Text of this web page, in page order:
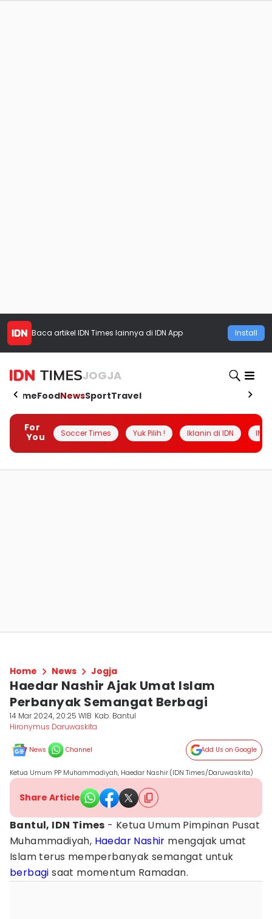
Baca artikel IDN Times lainnya di IDN App Install
JOGJA
HomeFoodNewsSportTravel
For
You
Soccer Times Yuk Pilih ! Iklanin di IDN
Home News Jogja
Haedar Nashir Ajak Umat Islam
Perbanyak Semangat Berbagi
14 Mar 2024, 20:25 WIB Kab. Bantul
Hironymus Daruwaskita
News Channel Add Us on Google
Ketua Umum PP Muhammadiyah, Haedar Nashir.(IDN Times/Daruwaskita)
Share Article
Bantul, IDN Times - Ketua Umum Pimpinan Pusat
Muhammadiyah, Haedar Nashir mengajak umat
Islam terus memperbanyak semangat untuk
berbagi saat momentum Ramadan.